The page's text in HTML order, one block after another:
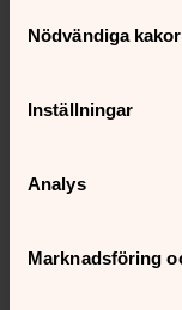
Nödvändiga kakor
Inställningar
Analys
Marknadsföring
Ni kan vigas eller
borgerligt) i
gäller i olika
Bröllopsdagen är
både dem och